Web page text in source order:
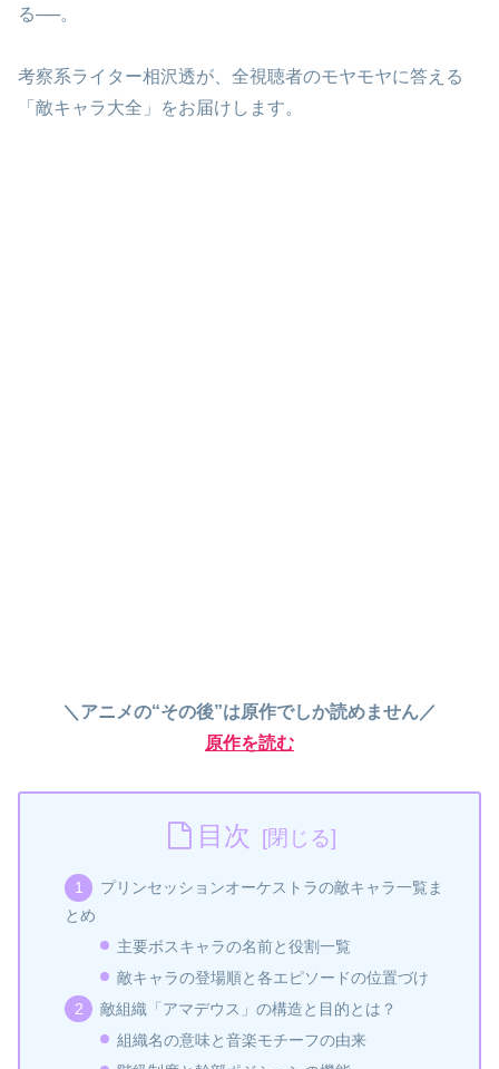
る──。
考察系ライター相沢透が、全視聴者のモヤモヤに答える
「敵キャラ大全」をお届けします。
＼アニメの“その後”は原作でしか読めません／
原作を読む
目次
プリンセッションオーケストラの敵キャラ一覧ま
とめ
主要ボスキャラの名前と役割一覧
敵キャラの登場順と各エピソードの位置づけ
敵組織「アマデウス」の構造と目的とは？
組織名の意味と音楽モチーフの由来